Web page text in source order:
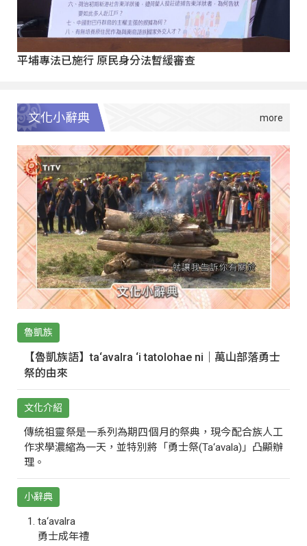
平埔專法已施行 原民身分法暫緩審查
文化小辭典
魯凱族
【魯凱族語】ta‘avalra ‘i tatolohae ni｜萬山部落勇士
祭的由來
文化介紹
傳統祖靈祭是一系列為期四個月的祭典，現今配合族人工
作求學濃縮為一天，並特別將「勇士祭(Ta‘avala)」凸顯辦
理。
小辭典
ta‘avalra
勇士成年禮